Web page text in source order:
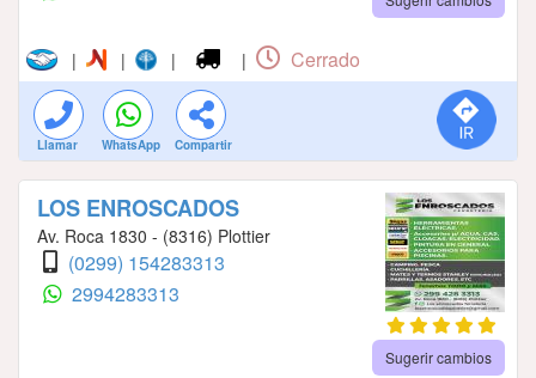
| | | | Cerrado
Llamar WhatsApp Compartir
LOS ENROSCADOS
Av. Roca 1830 - (8316) Plottier
(0299) 154283313
2994283313
Sugerir cambios